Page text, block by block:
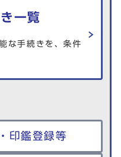
一覧
な手続きを、条件
印鑑登録等